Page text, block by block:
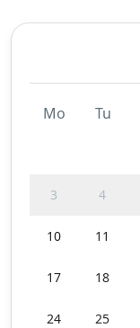
Mo Tu
3 4
10 11
17 18
24 25